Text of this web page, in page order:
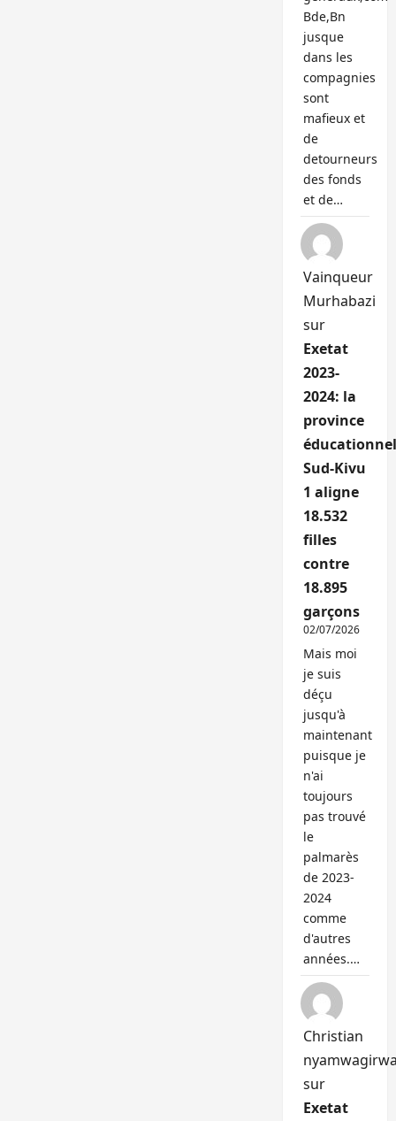
Bde,Bn
jusque
dans les
compagnies
sont
mafieux et
de
detourneurs
des fonds
et de…
Vainqueur
Murhabazi
sur
Exetat
2023-
2024: la
province
Sud-Kivu
1 aligne
18.532
filles
contre
18.895
garçons
02/07/2026
Mais moi
je suis
déçu
jusqu'à
maintenant
puisque je
n'ai
toujours
pas trouvé
le
palmarès
de 2023-
2024
comme
d'autres
années.…
Christian
sur
Exetat